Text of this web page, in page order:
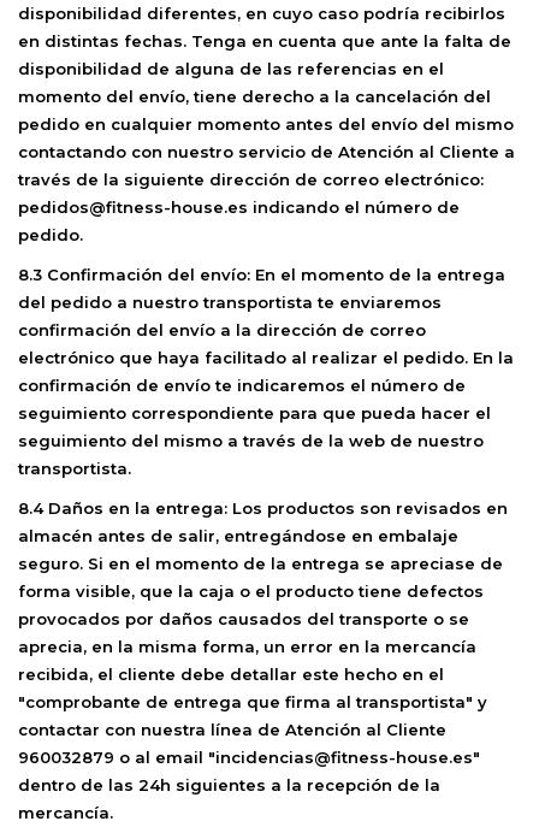
disponibilidad diferentes, en cuyo caso podría recibirlos
en distintas fechas. Tenga en cuenta que ante la falta de
disponibilidad de alguna de las referencias en el
momento del envío, tiene derecho a la cancelación del
pedido en cualquier momento antes del envío del mismo
contactando con nuestro servicio de Atención al Cliente a
través de la siguiente dirección de correo electrónico:
pedidos@fitness-house.es indicando el número de
pedido.
8.3 Confirmación del envío: En el momento de la entrega
del pedido a nuestro transportista te enviaremos
confirmación del envío a la dirección de correo
electrónico que haya facilitado al realizar el pedido. En la
confirmación de envío te indicaremos el número de
seguimiento correspondiente para que pueda hacer el
seguimiento del mismo a través de la web de nuestro
transportista.
8.4 Daños en la entrega: Los productos son revisados en
almacén antes de salir, entregándose en embalaje
seguro. Si en el momento de la entrega se apreciase de
forma visible, que la caja o el producto tiene defectos
provocados por daños causados del transporte o se
aprecia, en la misma forma, un error en la mercancía
recibida, el cliente debe detallar este hecho en el
"comprobante de entrega que firma al transportista" y
contactar con nuestra línea de Atención al Cliente
960032879 o al email "incidencias@fitness-house.es"
dentro de las 24h siguientes a la recepción de la
mercancía.